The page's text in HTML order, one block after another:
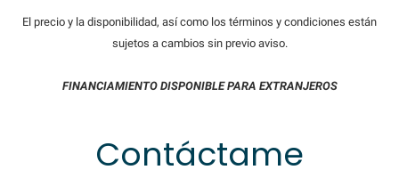
El precio y la disponibilidad, así como los términos y condiciones están
sujetos a cambios sin previo aviso.
FINANCIAMIENTO DISPONIBLE PARA EXTRANJEROS
Contáctame